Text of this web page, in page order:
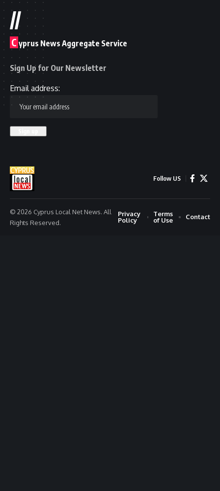
//
C yprus News Aggregate Service
Sign Up for Our Newsletter
Email address:
Follow US
© 2026 Cyprus Local Net News. All
Rights Reserved.
Privacy
Policy
Terms
of Use
Contact